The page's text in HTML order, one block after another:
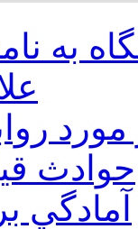
به
مورد
حوادث
آمادگي